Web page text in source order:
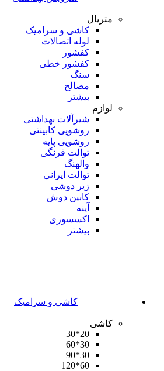
متریال
کاشی و سرامیک
لوله اتصالات
کفشور
کفشور خطی
سنگ
مصالح
بیشتر
لوازم
شیرآلات بهداشتی
روشویی کابینتی
روشویی پایه
توالت فرنگی
والهنگ
توالت ایرانی
زیر دوشی
کابین دوش
آینه
اکسسوری
بیشتر
کاشی و سرامیک
کاشی
20*30
30*60
30*90
60*120